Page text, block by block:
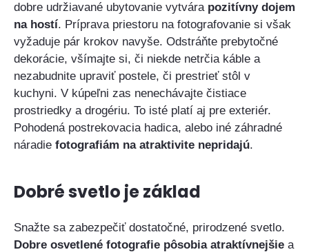
dobre udržiavané ubytovanie vytvára pozitívny dojem
na hostí. Príprava priestoru na fotografovanie si však
vyžaduje pár krokov navyše. Odstráňte prebytočné
dekorácie, všímajte si, či niekde netrčia káble a
nezabudnite upraviť postele, či prestrieť stôl v
kuchyni. V kúpeľni zas nenechávajte čistiace
prostriedky a drogériu. To isté platí aj pre exteriér.
Pohodená postrekovacia hadica, alebo iné záhradné
náradie fotografiám na atraktivite nepridajú.
Dobré svetlo je základ
Snažte sa zabezpečiť dostatočné, prirodzené svetlo.
Dobre osvetlené fotografie pôsobia atraktívnejšie a